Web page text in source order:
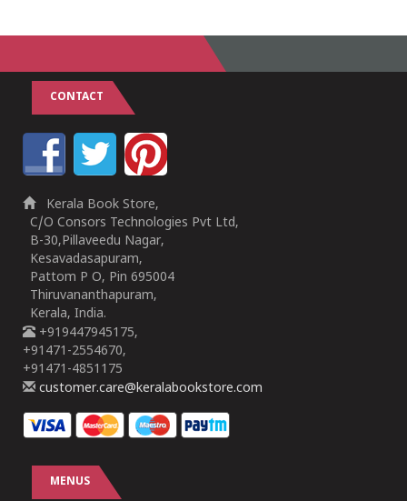
CONTACT
Kerala Book Store,
C/O Consors Technologies Pvt Ltd,
B-30,Pillaveedu Nagar,
Kesavadasapuram,
Pattom P O, Pin 695004
Thiruvananthapuram,
Kerala, India.
+919447945175,
+91471-2554670,
+91471-4851175
customer.care@keralabookstore.com
MENUS